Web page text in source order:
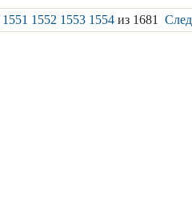
1551 1552 1553 1554 из 1681